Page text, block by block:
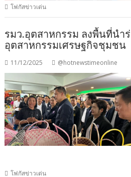
โฟกัสข่าวเด่น
รมว.อุตสาหกรรม ลงพื้นที่นำ
อุตสาหกรรมเศรษฐกิจชุมชน
11/12/2025 @hotnewstimeonline
โฟกัสข่าวเด่น